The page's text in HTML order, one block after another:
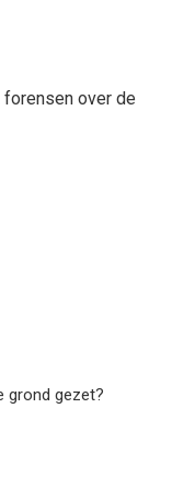
over de
grond gezet?